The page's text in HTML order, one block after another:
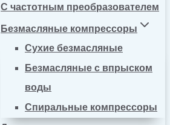
С частотным преобразователем
Безмасляные компрессоры
Сухие безмасляные
Безмасляные с впрыском
воды
Спиральные компрессоры